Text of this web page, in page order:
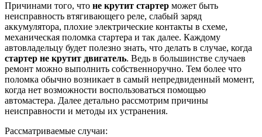
Причинами того, что не крутит стартер может быть
неисправность втягивающего реле, слабый заряд
аккумулятора, плохие электрические контакты в схеме,
механическая поломка стартера и так далее. Каждому
автовладельцу будет полезно знать, что делать в случае, когда
стартер не крутит двигатель. Ведь в большинстве случаев
ремонт можно выполнить собственноручно. Тем более что
поломка обычно возникает в самый непредвиденный момент,
когда нет возможности воспользоваться помощью
автомастера. Далее детально рассмотрим причины
неисправности и методы их устранения.
Рассматриваемые случаи: